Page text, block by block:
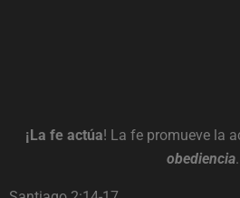
¡La fe actúa! La fe promueve la
obediencia.